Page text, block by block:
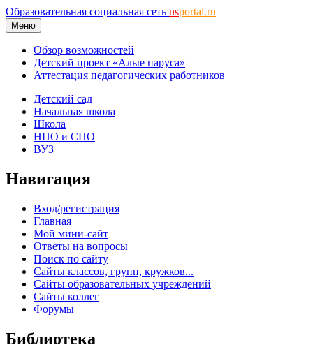
Образовательная социальная сеть nsportal.ru
Меню
Обзор возможностей
Детский проект «Алые паруса»
Аттестация педагогических работников
Детский сад
Начальная школа
Школа
НПО и СПО
ВУЗ
Навигация
Вход/регистрация
Главная
Мой мини-сайт
Ответы на вопросы
Поиск по сайту
Сайты классов, групп, кружков...
Сайты образовательных учреждений
Сайты коллег
Форумы
Библиотека